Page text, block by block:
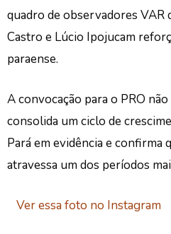
quadro de observadores VAR
Castro e Lúcio Ipojucam
paraense.
A convocação para o PRO
consolida um ciclo de
Pará em evidência e confirma
atravessa um dos períodos
Ver essa foto no Instagram